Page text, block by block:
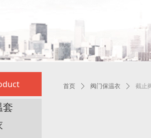
首页 ꄲ 阀门保温衣 ꄲ 截止
套